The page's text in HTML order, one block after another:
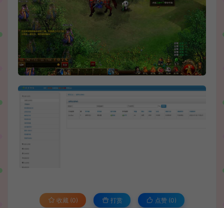
收藏 (0) 打赏 点赞 (0)